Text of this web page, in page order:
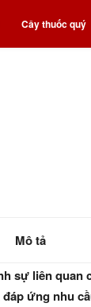
Cây thuốc quý
Mô tả
sự liên quan
ứng nhu